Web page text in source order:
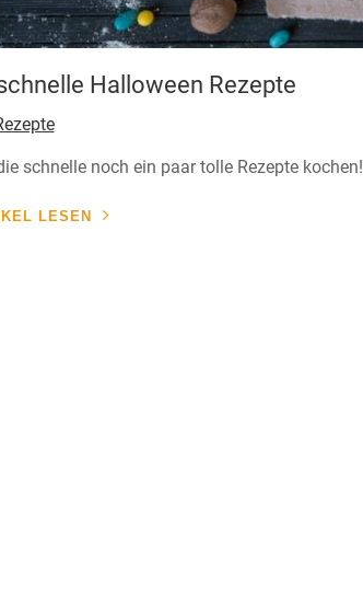
Halloween Rezepte
schnelle noch ein paar tolle Rezepte kochen!
LESEN